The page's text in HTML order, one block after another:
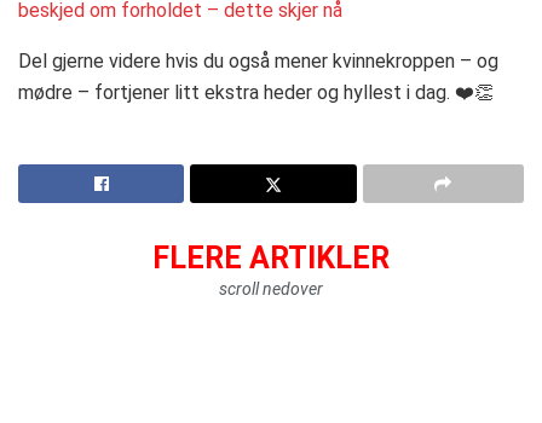
beskjed om forholdet – dette skjer nå
Del gjerne videre hvis du også mener kvinnekroppen – og
mødre – fortjener litt ekstra heder og hyllest i dag. ❤️👏
FLERE ARTIKLER
scroll nedover